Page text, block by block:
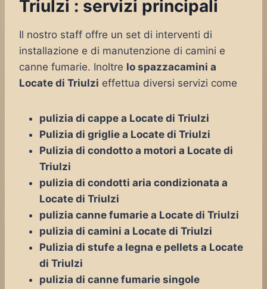
Triulzi : servizi principali
Il nostro staff offre un set di interventi di
installazione e di manutenzione di camini e
canne fumarie. Inoltre lo spazzacamini a
Locate di Triulzi effettua diversi servizi come
pulizia di cappe a Locate di Triulzi
Pulizia di griglie a Locate di Triulzi
Pulizia di condotto a motori a Locate di
Triulzi
pulizia di condotti aria condizionata a
Locate di Triulzi
pulizia canne fumarie a Locate di Triulzi
pulizia di camini a Locate di Triulzi
Pulizia di stufe a legna e pellets a Locate
di Triulzi
pulizia di canne fumarie singole